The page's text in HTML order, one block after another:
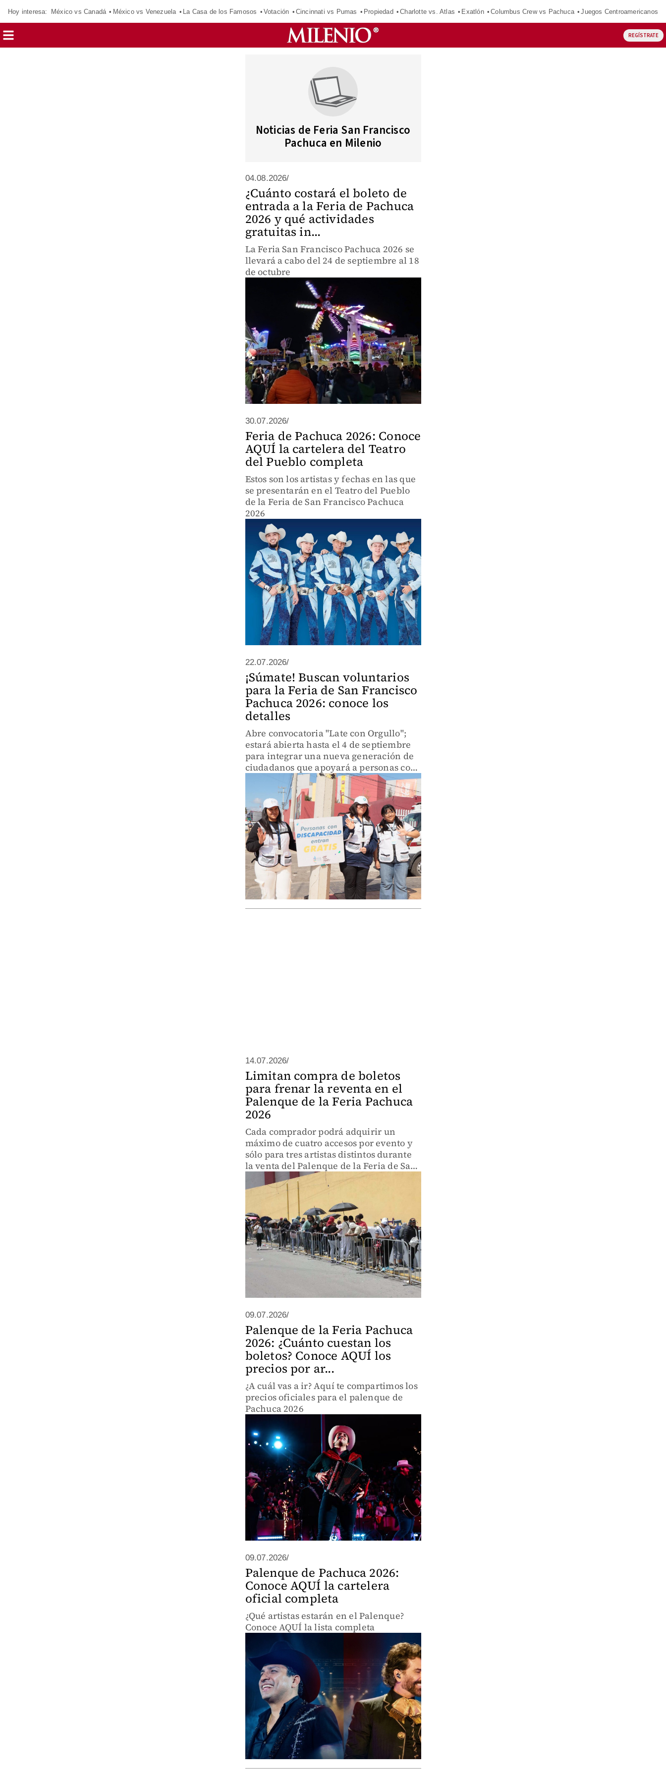
Hoy interesa: México vs Canadá México vs Venezuela La Casa de los Famosos Votación Cincinnati vs Pumas Propiedad Charlotte vs. Atlas Exatlón Columbus Crew vs Pachuca Juegos Centroamericanos
REGÍSTRATE
Noticias de Feria San Francisco
Pachuca en Milenio
04.08.2026/
¿Cuánto costará el boleto de
entrada a la Feria de Pachuca
2026 y qué actividades
gratuitas in...
La Feria San Francisco Pachuca 2026 se
llevará a cabo del 24 de septiembre al 18
de octubre
30.07.2026/
Feria de Pachuca 2026: Conoce
AQUÍ la cartelera del Teatro
del Pueblo completa
Estos son los artistas y fechas en las que
se presentarán en el Teatro del Pueblo
de la Feria de San Francisco Pachuca
2026
22.07.2026/
¡Súmate! Buscan voluntarios
para la Feria de San Francisco
Pachuca 2026: conoce los
detalles
Abre convocatoria "Late con Orgullo";
estará abierta hasta el 4 de septiembre
para integrar una nueva generación de
ciudadanos que apoyará a personas con
discapacidad, adultos mayores y otros
grupos de atención prioritaria.
14.07.2026/
Limitan compra de boletos
para frenar la reventa en el
Palenque de la Feria Pachuca
2026
Cada comprador podrá adquirir un
máximo de cuatro accesos por evento y
sólo para tres artistas distintos durante
la venta del Palenque de la Feria de San
Francisco 2026
09.07.2026/
Palenque de la Feria Pachuca
2026: ¿Cuánto cuestan los
boletos? Conoce AQUÍ los
precios por ar...
¿A cuál vas a ir? Aquí te compartimos los
precios oficiales para el palenque de
Pachuca 2026
09.07.2026/
Palenque de Pachuca 2026:
Conoce AQUÍ la cartelera
oficial completa
¿Qué artistas estarán en el Palenque?
Conoce AQUÍ la lista completa